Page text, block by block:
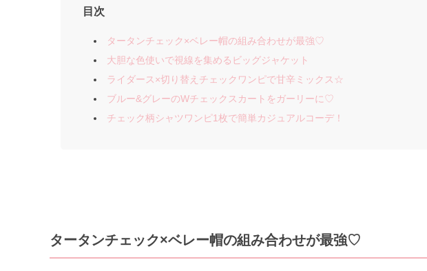
目次
タータンチェック×ベレー帽の組み合わせが最強♡
大胆な色使いで視線を集めるビッグジャケット
ライダース×切り替えチェックワンピで甘辛ミックス☆
ブルー&グレーのWチェックスカートをガーリーに♡
チェック柄シャツワンピ1枚で簡単カジュアルコーデ！
タータンチェック×ベレー帽の組み合わせが最強♡